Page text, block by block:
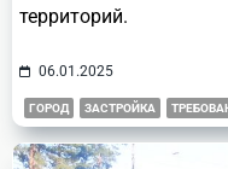
территорий.
06.01.2025
ГОРОД ЗАСТРОЙКА